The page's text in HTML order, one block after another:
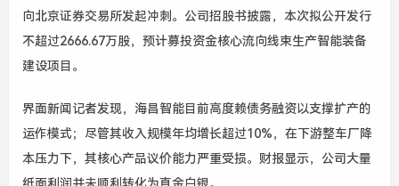
向北京证券交易所发起冲刺。公司招股书披露，本次拟公开发行
不超过2666.67万股，预计募投资金核心流向线束生产智能装备
建设项目。
界面新闻记者发现，海昌智能目前高度赖债务融资以支撑扩产的
运作模式；尽管其收入规模年均增长超过10%，在下游整车厂降
本压力下，其核心产品议价能力严重受损。财报显示，公司大量